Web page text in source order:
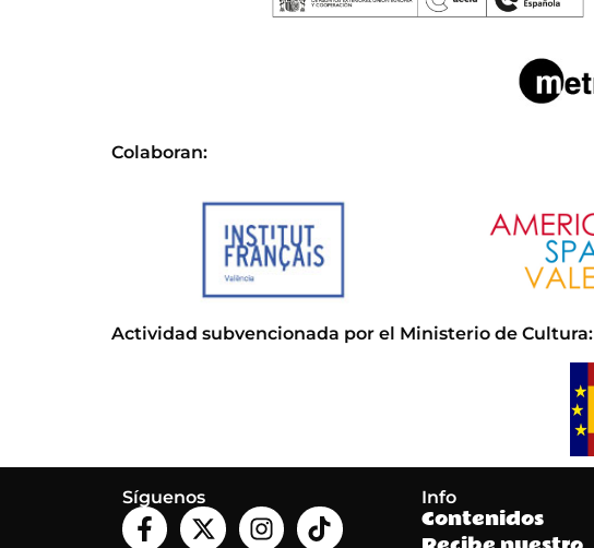
Colaboran:
Actividad subvencionada por el Ministerio de Cultura:
Síguenos Info
Contenidos